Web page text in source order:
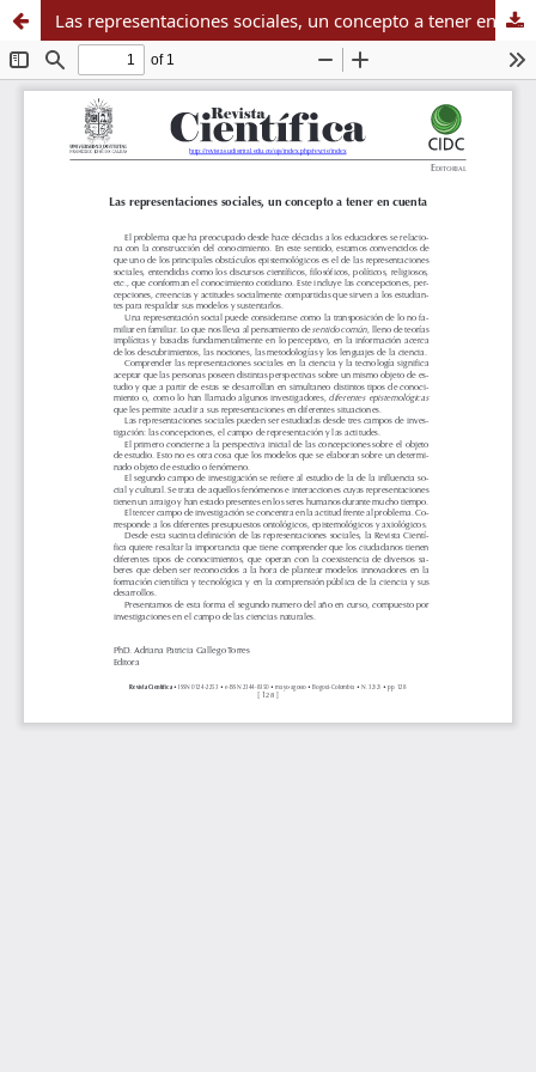
Las representaciones sociales, un concepto a tener en cuenta